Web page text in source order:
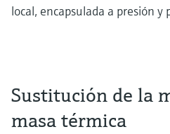
local, encapsulada a presión
Sustitución de la
masa térmica